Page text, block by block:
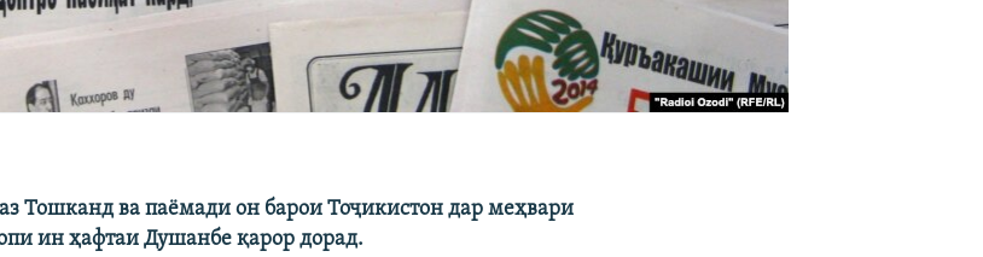
Тошканд ва паёмади он барои Тоҷикистон дар меҳвари
ин ҳафтаи Душанбе қарор дорад.